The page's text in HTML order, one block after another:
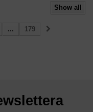
Show all
... 179